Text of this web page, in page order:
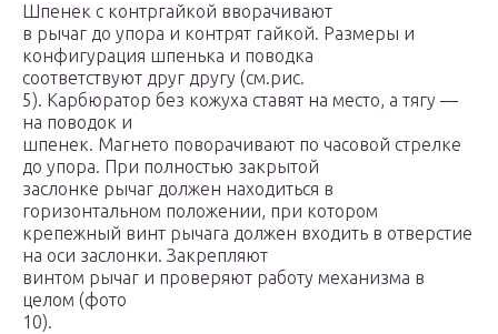
Шпенек с контргайкой вворачивают
в рычаг до упора и контрят гайкой. Размеры и
конфигурация шпенька и поводка
соответствуют друг другу (см.рис.
5). Карбюратор без кожуха ставят на место, а тягу —
на поводок и
шпенек. Магнето поворачивают по часовой стрелке
до упора. При полностью закрытой
заслонке рычаг должен находиться в
горизонтальном положении, при котором
крепежный винт рычага должен входить в отверстие
на оси заслонки. Закрепляют
винтом рычаг и проверяют работу механизма в
целом (фото
10).